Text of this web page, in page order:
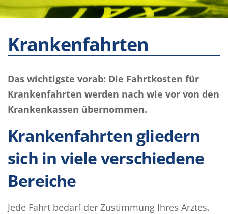
Krankenfahrten
Das wichtigste vorab: Die Fahrtkosten für
Krankenfahrten werden nach wie vor von den
Krankenkassen übernommen.
Krankenfahrten gliedern
sich in viele verschiedene
Bereiche
Jede Fahrt bedarf der Zustimmung Ihres Arztes.